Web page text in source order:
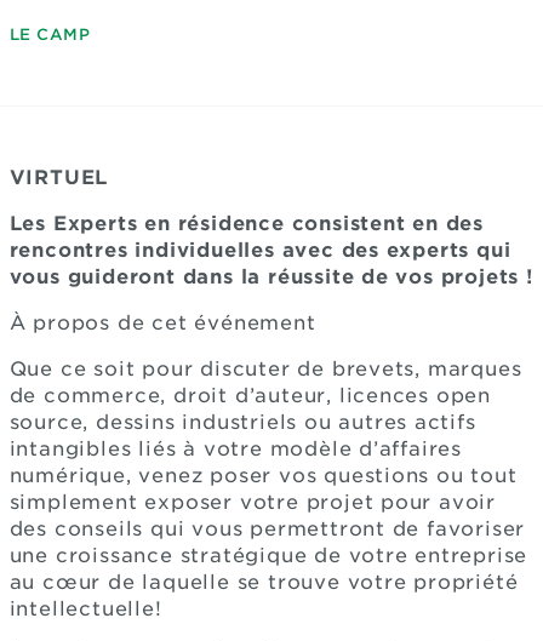
LE CAMP
VIRTUEL
Les Experts en résidence consistent en des
rencontres individuelles avec des experts qui
vous guideront dans la réussite de vos projets !
À propos de cet événement
Que ce soit pour discuter de brevets, marques
de commerce, droit d’auteur, licences open
source, dessins industriels ou autres actifs
intangibles liés à votre modèle d’affaires
numérique, venez poser vos questions ou tout
simplement exposer votre projet pour avoir
des conseils qui vous permettront de favoriser
une croissance stratégique de votre entreprise
au cœur de laquelle se trouve votre propriété
intellectuelle!